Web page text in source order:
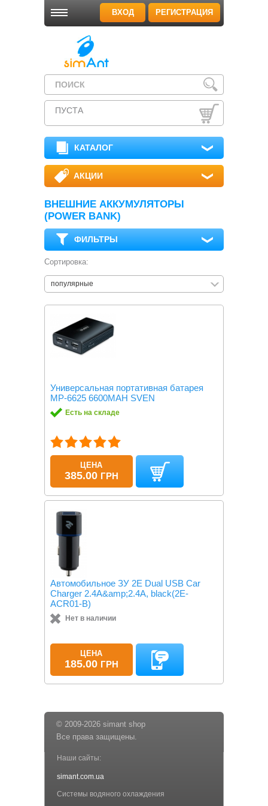
ВХОД РЕГИСТРАЦИЯ
ПУСТА
КАТАЛОГ
АКЦИИ
ВНЕШНИЕ АККУМУЛЯТОРЫ
(POWER BANK)
ФИЛЬТРЫ
Сортировка:
популярные
Универсальная портативная батарея
MP-6625 6600MAH SVEN
Есть на складе
ЦЕНА
385.00 ГРН
Автомобильное ЗУ 2E Dual USB Car
Charger 2.4A&amp;2.4A, black(2E-
ACR01-B)
Нет в наличии
ЦЕНА
185.00 ГРН
© 2009-2026 simant shop
Все права защищены.
Наши сайты:
simant.com.ua
Системы водяного охлаждения